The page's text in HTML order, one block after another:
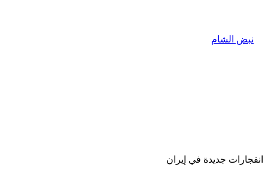
انفجارات جديدة في إيران